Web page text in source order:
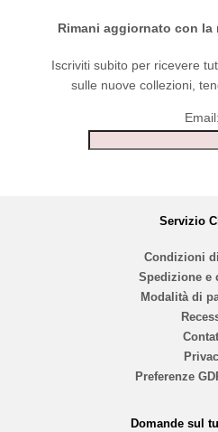
Rimani aggiornato con la
Iscriviti subito per ricevere
sulle nuove collezioni,
Email:
Servizio
Condizioni
Spedizione e
Modalità di
Preferenze
Domande sul